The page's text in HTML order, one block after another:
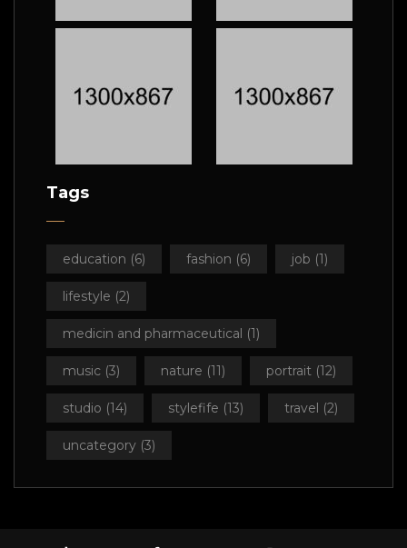
Tags
education (6) fashion (6) job (1)
lifestyle (2)
medicin and pharmaceutical (1)
music (3) nature (11) portrait (12)
studio (14) stylefife (13) travel (2)
uncategory (3)